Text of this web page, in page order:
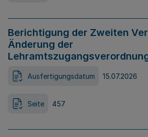
Berichtigung der Zweiten
Änderung der
Ausfertigungsdatum 15.07.2026
Seite 457